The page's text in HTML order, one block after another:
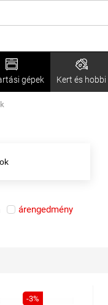
gépek Kert és hobbi
árengedmény
-3%